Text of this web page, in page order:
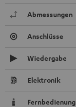
Abmessungen
Anschlüsse
Wiedergabe
Elektronik
Fernbedienung